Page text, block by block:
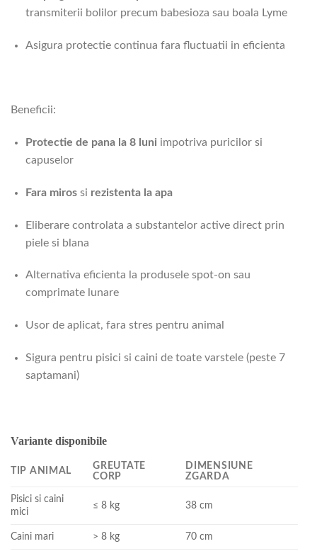
transmiterii bolilor precum babesioza sau boala Lyme
Asigura protectie continua fara fluctuatii in eficienta
Beneficii:
Protectie de pana la 8 luni impotriva puricilor si
capuselor
Fara mirossi rezistenta la apa
Eliberare controlata a substantelor active direct prin
piele si blana
Alternativa eficienta la produsele spot-on sau
comprimate lunare
Usor de aplicat, fara stres pentru animal
Sigura pentru pisici si caini de toate varstele (peste 7
saptamani)
Variante disponibile
TIP ANIMAL
GREUTATE
CORP
DIMENSIUNE
ZGARDA
Pisici si caini
mici
≤ 8 kg 38 cm
Caini mari > 8 kg 70 cm